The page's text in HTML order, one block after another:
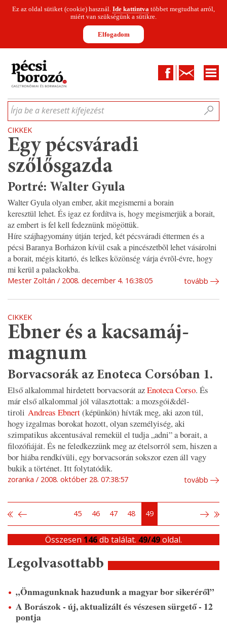
Ez az oldal sütiket (cookie) használ. Ide kattintva többet megtudhat arról,
miért van szükségünk a sütikre.
Elfogadom
FacebookKapcsolat
CIKKEKHÍREKINFOGRAFIKÁKMUNKATÁRSAKWINESOFA
Írja be a keresett kifejezést
CIKKEK
Egy pécsváradi
szőlősgazda
Portré: Walter Gyula
Walter Gyula olyan ember, akit megismerni a borain
keresztül lehet. És igaz ez fordítva is, hogy megismerjük a borait,
az embert is fel kell fedeznünk mögöttük.
Híre szájhagyomány útján terjed, két pécsváradi éttermen és a
pécsi Baranya Borházon kívül csak a pincészetbõl lehet vásárolni
a borait, mégis kitartó, és lelkes közönség várja évrõl-évre, hogy
mi kerül a palackokba.
Mester Zoltán 2008. december 4. 16:38:05 tovább
CIKKEK
Ebner és a kacsamáj-
magnum
Borvacsorák az Enoteca Corsóban 1.
Első alkalommal hirdetett borvacsorát azEnoteca Corso. És
már első alkalommal jól választottak: a mozsgói&dél-
tiroli Andreas Ebnert(képünkön) hívták meg, aki azon túl,
hogy izgalmas borokat hozott, olyan személyiség, aki
szimpatikus akcentusával remekül el tudja „adni” a borait, a
filozófiáját. És ne feledkezzünk meg az ételsorról sem, hiszen a
bor hiába rendkívüli, egy borvacsorán sokszor ezen áll vagy
bukik a történet. Itt folytatódik.
zoranka 2008. október 28. 07:38:57 tovább
45 46 47 48 49
Összesen 146db találat. 49/49oldal.
Legolvasottabb
„Önmagunknak hazudunk a magyar bor sikeréről”
A Borászok - új, aktualizált és vészesen sürgető - 12
pontja